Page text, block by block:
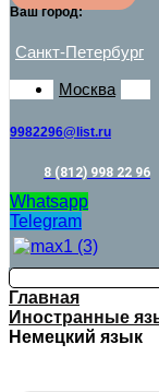
Ваш город:
Санкт-Петербург
Москва
9982296@list.ru
8 (812) 998 22 96
Whatsapp
Telegram
Главная
Иностранные
Немецкий язык